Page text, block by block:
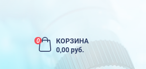
0
КОРЗИНА
0,00 руб.